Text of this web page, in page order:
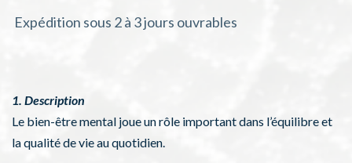
Expédition sous 2 à 3 jours ouvrables
1. Description
Le bien-être mental joue un rôle important dans l’équilibre et
la qualité de vie au quotidien.